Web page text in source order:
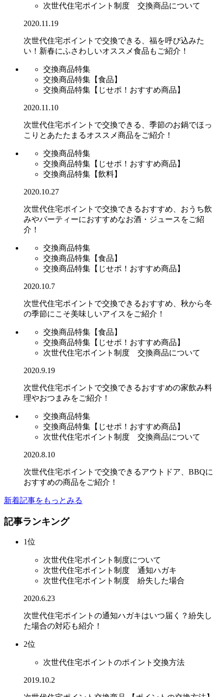
次世代住宅ポイント制度 交換商品について
2020.11.19
次世代住宅ポイントで交換できる、福を呼び込みた
い！新春にふさわしいオススメ食品もご紹介！
交換商品特集
交換商品特集【食品】
交換商品特集【じせポ！おすすめ商品】
2020.11.10
次世代住宅ポイントで交換できる、季節のお鍋でほっ
こりとあたたまるオススメ商品をご紹介！
交換商品特集
交換商品特集【じせポ！おすすめ商品】
交換商品特集【飲料】
2020.10.27
次世代住宅ポイントで交換できるおすすめ、おうち飲
みやパーティーにおすすめなお酒・ジュースをご紹
介！
交換商品特集
交換商品特集【食品】
交換商品特集【じせポ！おすすめ商品】
2020.10.7
次世代住宅ポイントで交換できるおすすめ、秋から冬
の季節にこそ美味しいアイスをご紹介！
交換商品特集【食品】
交換商品特集【じせポ！おすすめ商品】
次世代住宅ポイント制度 交換商品について
2020.9.19
次世代住宅ポイントで交換できるおすすめの家飲み料
理やおつまみをご紹介！
交換商品特集
交換商品特集【じせポ！おすすめ商品】
次世代住宅ポイント制度 交換商品について
2020.8.10
次世代住宅ポイントで交換できるアウトドア、BBQに
おすすめの商品をご紹介！
新着記事をもっとみる
記事ランキング
1位
次世代住宅ポイント制度について
次世代住宅ポイント制度 通知ハガキ
次世代住宅ポイント制度 紛失した場合
2020.6.23
次世代住宅ポイントの通知ハガキはいつ届く？紛失し
た場合の対応も紹介！
2位
次世代住宅ポイントのポイント交換方法
2019.10.2